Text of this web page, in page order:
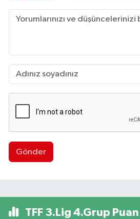
Gönder
TFF 3.Lig 4.Grup